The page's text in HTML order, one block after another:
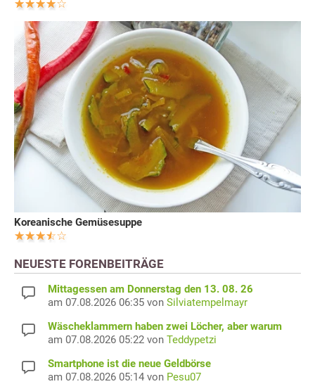
Koreanische Gemüsesuppe
NEUESTE FORENBEITRÄGE
Mittagessen am Donnerstag den 13. 08. 26
am 07.08.2026 06:35 von Silviatempelmayr
Wäscheklammern haben zwei Löcher, aber warum
am 07.08.2026 05:22 von Teddypetzi
Smartphone ist die neue Geldbörse
am 07.08.2026 05:14 von Pesu07